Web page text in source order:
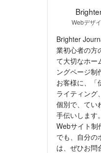
Webデザ
Brighter
業初心者の方
て大切なホー
ングページ制
お客様に、「
ライティング
個別で、てい
手伝いします。
Webサイト制
でも、自分の
は、ぜひお問